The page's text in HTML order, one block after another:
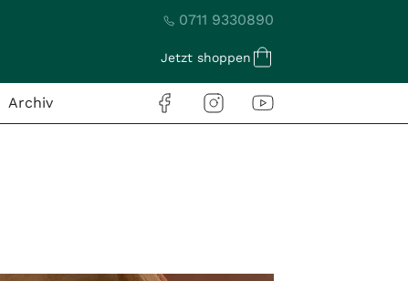
0711 9330890
Archiv
Jetzt shoppen